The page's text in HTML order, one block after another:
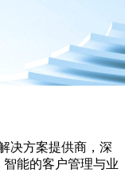
决方案提供商，深
能的客户管理与业